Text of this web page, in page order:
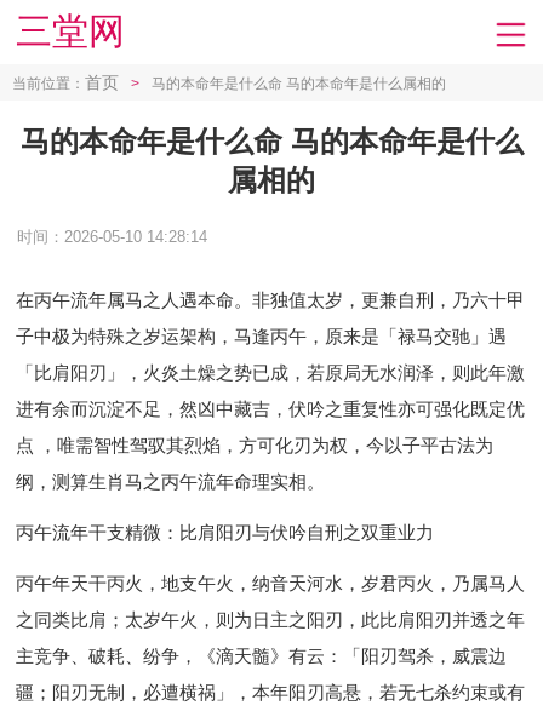
三堂网
当前位置： 首页 > 马的本命年是什么命 马的本命年是什么属相的
马的本命年是什么命 马的本命年是什么
属相的
时间：2026-05-10 14:28:14
在丙午流年属马之人遇本命。非独值太岁，更兼自刑，乃六十甲
子中极为特殊之岁运架构，马逢丙午，原来是「禄马交驰」遇
「比肩阳刃」，火炎土燥之势已成，若原局无水润泽，则此年激
进有余而沉淀不足，然凶中藏吉，伏吟之重复性亦可强化既定优
点 ，唯需智性驾驭其烈焰，方可化刃为权，今以子平古法为
纲，测算生肖马之丙午流年命理实相。
丙午流年干支精微：比肩阳刃与伏吟自刑之双重业力
丙午年天干丙火，地支午火，纳音天河水，岁君丙火，乃属马人
之同类比肩；太岁午火，则为日主之阳刃，此比肩阳刃并透之年
主竞争、破耗、纷争，《滴天髓》有云：「阳刃驾杀，威震边
疆；阳刃无制，必遭横祸」，本年阳刃高悬，若无七杀约束或有